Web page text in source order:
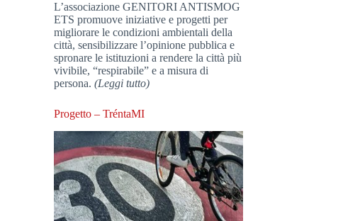
L’associazione GENITORI ANTISMOG
ETS promuove iniziative e progetti per
migliorare le condizioni ambientali della
città, sensibilizzare l’opinione pubblica e
spronare le istituzioni a rendere la città più
vivibile, “respirabile” e a misura di
persona.(Leggi tutto)
Progetto – TréntaMI